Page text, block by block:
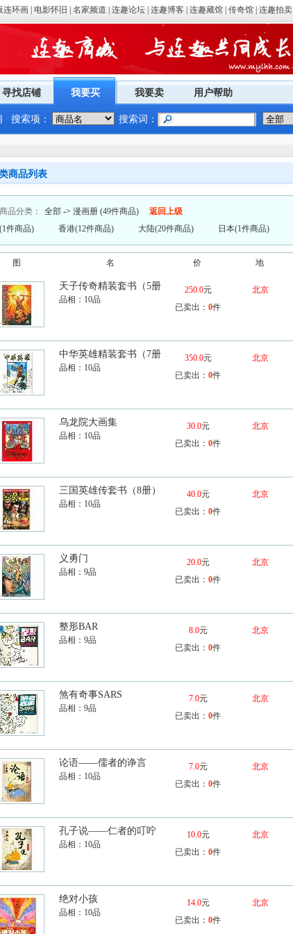
连环画 电影怀旧 名家频道 连趣论坛 连趣博客 连趣藏馆 传奇馆 连趣拍卖
寻找店铺 我要买 我要卖 用户帮助
搜索项： 搜索词：
商品列表
品分类： 全部 -> 漫画册 (49件商品)
返回上级
件商品)
香港(12件商品) 大陆(20件商品) 日本(1件商品)
图 名 价 地
天子传奇精装套书（5册
品相： 10品
250.0元
已卖出： 0件
北京
中华英雄精装套书（7册
品相： 10品
350.0元
已卖出： 0件
北京
乌龙院大画集
品相： 10品
30.0元
已卖出： 0件
北京
三国英雄传套书（8册）
品相： 10品
40.0元
已卖出： 0件
北京
义勇门
品相： 9品
20.0元
已卖出： 0件
北京
整形BAR
品相： 9品
8.0元
已卖出： 0件
北京
煞有奇事SARS
品相： 9品
7.0元
已卖出： 0件
北京
论语——儒者的诤言
品相： 10品
7.0元
已卖出： 0件
北京
孔子说——仁者的叮咛
品相： 10品
10.0元
已卖出： 0件
北京
绝对小孩
品相： 10品
14.0元
已卖出： 0件
北京